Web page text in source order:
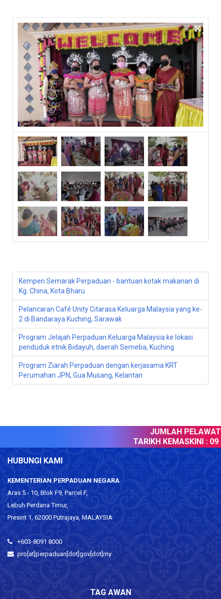
Kempen Semarak Perpaduan - bantuan kotak makanan di
Kg. China, Kota Bharu
Pelancaran Café Unity Citarasa Keluarga Malaysia yang ke-
2 di Bandaraya Kuching, Sarawak
Program Jelajah Perpaduan Keluarga Malaysia ke lokasi
penduduk etnik Bidayuh, daerah Semeba, Kuching
Program Ziarah Perpaduan dengan kerjasama KRT
Perumahan JPN, Gua Musang, Kelantan
JUMLAH PELAWAT :
TARIKH KEMASKINI :09
HUBUNGI KAMI
KEMENTERIAN PERPADUAN NEGARA
Aras 5 - 10, Blok F9, Parcel F,
Lebuh Perdana Timur,
Presint 1, 62000 Putrajaya, MALAYSIA
+603-8091 8000
pro[at]perpaduan[dot]gov[dot]my
TAG AWAN